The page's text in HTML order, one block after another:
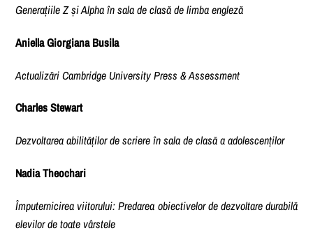
Generațiile Z și Alpha în sala de clasă de limba engleză
Aniella Giorgiana Busila
Actualizări Cambridge University Press & Assessment
Charles Stewart
Dezvoltarea abilităților de scriere în sala de clasă a adolescenților
Nadia Theochari
Împuternicirea viitorului: Predarea obiectivelor de dezvoltare durabilă
elevilor de toate vârstele